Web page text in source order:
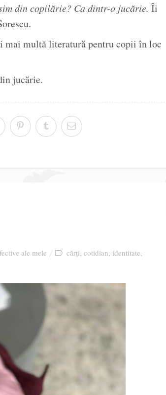
din copilărie? Ca dintr-o jucărie. Îi
mai multă literatură pentru copii în loc
jucărie.
ale mele cărți, cotidian, identitate,